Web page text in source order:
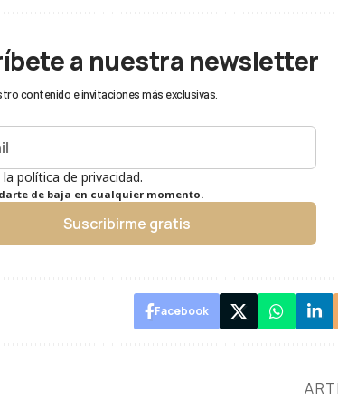
a nuestra newsletter
contenido e invitaciones más exclusivas.
política de privacidad.
de baja en cualquier momento.
Suscribirme gratis
Facebook